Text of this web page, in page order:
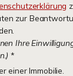
zur
Ihre
*
einer Immobilie.